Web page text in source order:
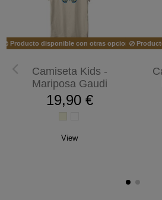
Producto disponible con otras opciones
Camiseta Kids -
Mariposa Gaudi
19,90 €
View